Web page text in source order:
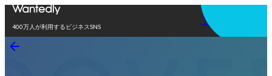
400万人が利用するビジネスSNS
アプリを使う